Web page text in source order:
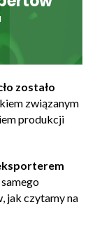
zostało
związanym
produkcji
jak czytamy na